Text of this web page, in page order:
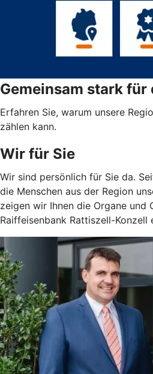
Gemeinsam stark
Erfahren Sie, warum unsere
zählen kann.
Wir für Sie
Wir sind persönlich für Sie da.
die Menschen aus der Region
zeigen wir Ihnen die Organe und
Raiffeisenbank Rattiszell-Konzell